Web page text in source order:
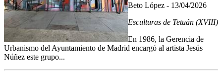
Beto López - 13/04/2026
Esculturas de Tetuán (XVIII)
En 1986, la Gerencia de
Urbanismo del Ayuntamiento de Madrid encargó al artista Jesús
Núñez este grupo...